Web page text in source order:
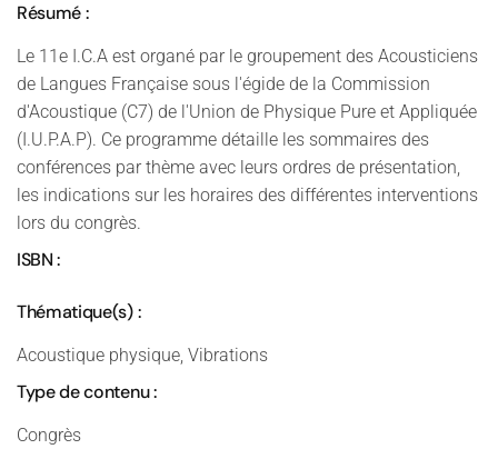
Résumé :
Le 11e I.C.A est organé par le groupement des Acousticiens
de Langues Française sous l'égide de la Commission
d'Acoustique (C7) de l'Union de Physique Pure et Appliquée
(I.U.P.A.P). Ce programme détaille les sommaires des
conférences par thème avec leurs ordres de présentation,
les indications sur les horaires des différentes interventions
lors du congrès.
ISBN :
Thématique(s) :
Acoustique physique, Vibrations
Type de contenu :
Congrès